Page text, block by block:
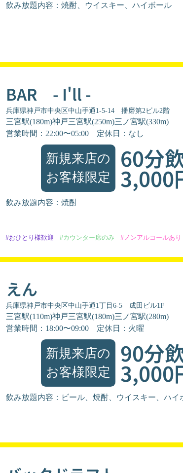
飲み放題内容：焼酎、ウイスキー、ハイボール
BAR - I'll -
兵庫県神戸市中央区中山手通1-5-14 播磨第2ビル2階
三宮駅(180m)神戸三宮駅(250m)三ノ宮駅(330m)
営業時間：22:00〜05:00
定休日：なし
新規来店の
お客様限定
60分
3,000
飲み放題内容：焼酎
#おひとり様歓迎 #カウンター席のみ #ノンアルコールあり
えん
兵庫県神戸市中央区中山手通1丁目6-5 成田ビル1F
三宮駅(110m)神戸三宮駅(180m)三ノ宮駅(280m)
営業時間：18:00〜09:00
定休日：火曜
新規来店の
お客様限定
90分
3,000
飲み放題内容：ビール、焼酎、ウイスキー、ハイ